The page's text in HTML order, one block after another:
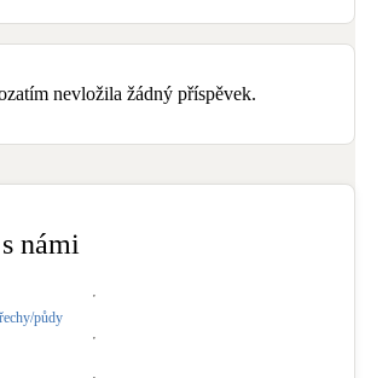
nevložila žádný příspěvek.
námi
půdy